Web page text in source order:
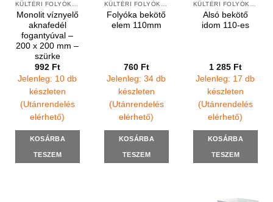
KÜLTÉRI FOLYÓKÁK ÉS VÍZNYELŐK
Monolit víznyelő
aknafedél
fogantyúval –
200 x 200 mm –
szürke
992 Ft
Jelenleg: 10 db
készleten
(Utánrendelés
elérhető)
KOSÁRBA
TESZEM
KÜLTÉRI FOLYÓKÁK ÉS ELEMEK
Folyóka bekötő
elem 110mm
760 Ft
Jelenleg: 34 db
készleten
(Utánrendelés
elérhető)
KOSÁRBA
TESZEM
KÜLTÉRI FOLYÓKÁK ÉS ELEMEK
Alsó bekötő
idom 110-es
1 285 Ft
Jelenleg: 17 db
készleten
(Utánrendelés
elérhető)
KOSÁRBA
TESZEM